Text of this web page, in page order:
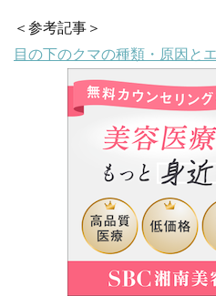
＜参考記事＞
目の下のクマの種類・原因と